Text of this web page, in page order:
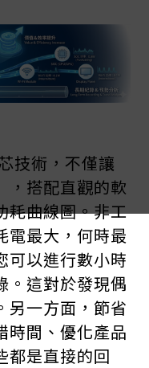
技術，不僅讓
，搭配直觀的軟
耗曲線圖。非工
電最大，何時最
可以進行數小時
。這對於發現偶
另一方面，節省
時間、優化產品
都是直接的回